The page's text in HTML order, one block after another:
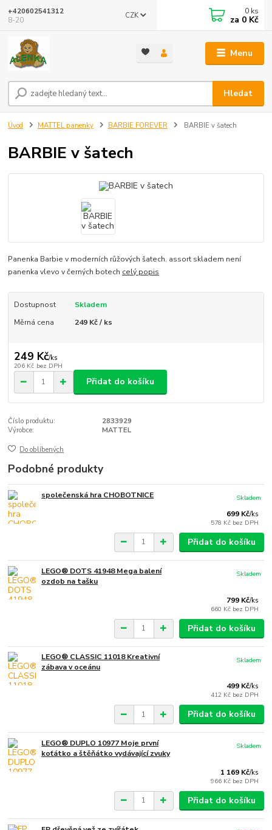
Menu
CZK
Hledat
+420602541312
8-20
0 ks
za 0 Kč
Úvod MATTEL panenky BARBIE FOREVER BARBIE v šatech
BARBIE v šatech
Panenka Barbie v moderních růžových šatech. assort skladem není
panenka vlevo v černých botech celý popis
Dostupnost
Skladem
Měrná cena
249 Kč / ks
249 Kč/ks
206 Kč bez DPH
Přidat do košíku
Číslo produktu:
2833929
Výrobce:
MATTEL
Do oblíbených
Podobné produkty
společenská hra CHOBOTNICE
699 Kč/ks
578 Kč bez DPH
Skladem
Přidat do košíku
LEGO® DOTS 41948 Mega balení
ozdob na tašku
799 Kč/ks
660 Kč bez DPH
Skladem
Přidat do košíku
LEGO® CLASSIC 11018 Kreativní
zábava v oceánu
499 Kč/ks
412 Kč bez DPH
Skladem
Přidat do košíku
LEGO® DUPLO 10977 Moje první
koťátko a štěňátko vydávající zvuky
1 169 Kč/ks
966 Kč bez DPH
Skladem
Přidat do košíku